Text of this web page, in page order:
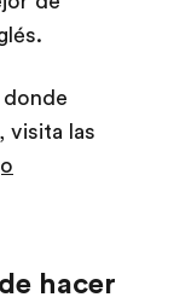
, visita las
hacer